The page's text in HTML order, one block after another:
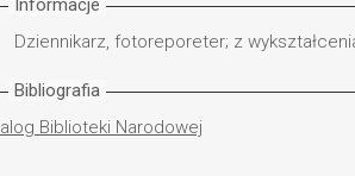
Informacje
Dziennikarz, fotoreporeter; z
Bibliografia
Biblioteki Narodowej